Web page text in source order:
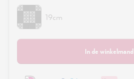
19cm
In de winkelmand